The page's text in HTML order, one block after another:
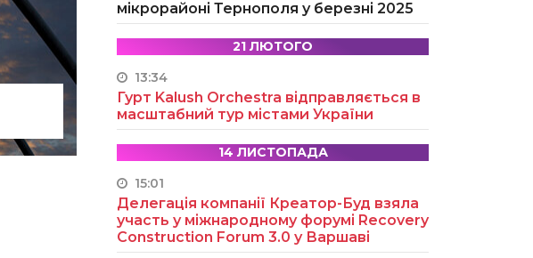
мікрорайоні Тернополя у березні 2025
21 ЛЮТОГО
13:34
Гурт Kalush Orchestra відправляється в
масштабний тур містами України
14 ЛИСТОПАДА
15:01
Делегація компанії Креатор-Буд взяла
участь у міжнародному форумі Recovery
Construction Forum 3.0 у Варшаві